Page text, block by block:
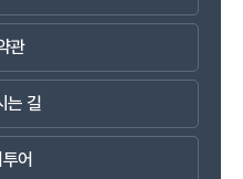
관
는 길
어